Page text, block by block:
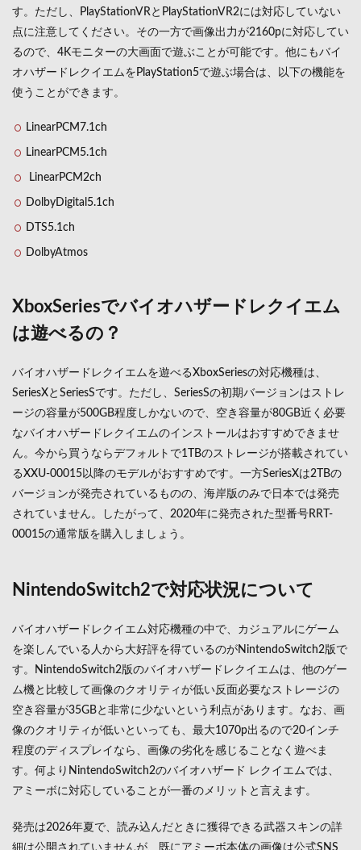
人公
誰？
まと
め
す。ただし、PlayStationVRとPlayStationVR2には対応していない
点に注意してください。その一方で画像出力が2160pに対応してい
るので、4Kモニターの大画面で遊ぶことが可能です。他にもバイ
オハザードレクイエムをPlayStation5で遊ぶ場合は、以下の機能を
使うことができます。
LinearPCM7.1ch
LinearPCM5.1ch
LinearPCM2ch
DolbyDigital5.1ch
DTS5.1ch
DolbyAtmos
XboxSeriesでバイオハザードレクイエム
は遊べるの？
バイオハザードレクイエムを遊べるXboxSeriesの対応機種は、
SeriesXとSeriesSです。ただし、SeriesSの初期バージョンはストレ
ージの容量が500GB程度しかないので、空き容量が80GB近く必要
なバイオハザードレクイエムのインストールはおすすめできませ
ん。今から買うならデフォルトで1TBのストレージが搭載されてい
るXXU-00015以降のモデルがおすすめです。一方SeriesXは2TBの
バージョンが発売されているものの、海岸版のみで日本では発売
されていません。したがって、2020年に発売された型番号RRT-
00015の通常版を購入しましょう。
NintendoSwitch2で対応状況について
バイオハザードレクイエム対応機種の中で、カジュアルにゲーム
を楽しんでいる人から大好評を得ているのがNintendoSwitch2版で
す。NintendoSwitch2版のバイオハザードレクイエムは、他のゲー
ム機と比較して画像のクオリティが低い反面必要なストレージの
空き容量が35GBと非常に少ないという利点があります。なお、画
像のクオリティが低いといっても、最大1070p出るので20インチ
程度のディスプレイなら、画像の劣化を感じることなく遊べま
す。何よりNintendoSwitch2のバイオハザード レクイエムでは、
アミーボに対応していることが一番のメリットと言えます。
発売は2026年夏で、読み込んだときに獲得できる武器スキンの詳
細は公開されていませんが、既にアミーボ本体の画像は公式SNS